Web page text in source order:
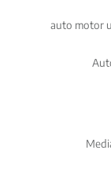
auto motor